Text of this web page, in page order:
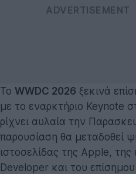
Το WWDC 2026 ξεκινά
με το εναρκτήριο Keynote
ρίχνει αυλαία την
παρουσίαση θα μεταδοθεί
ιστοσελίδας της Apple,
Developer και του